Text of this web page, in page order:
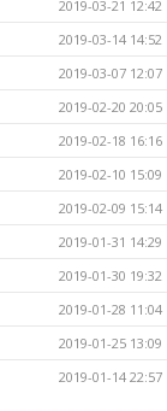
2019-03-21 12:42
2019-03-14 14:52
2019-03-07 12:07
2019-02-20 20:05
2019-02-18 16:16
2019-02-10 15:09
2019-02-09 15:14
2019-01-31 14:29
2019-01-30 19:32
2019-01-28 11:04
2019-01-25 13:09
2019-01-14 22:57